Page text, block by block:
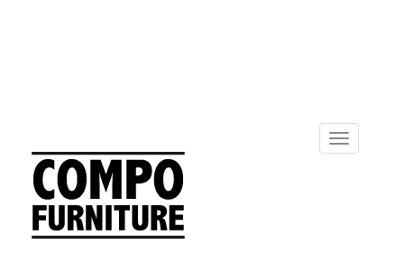
Toggle
navigation